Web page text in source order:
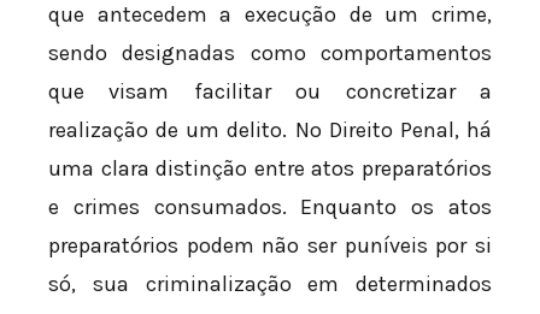
que antecedem a execução de um crime,
sendo designadas como comportamentos
que visam facilitar ou concretizar a
realização de um delito. No Direito Penal, há
uma clara distinção entre atos preparatórios
e crimes consumados. Enquanto os atos
preparatórios podem não ser puníveis por si
só, sua criminalização em determinados